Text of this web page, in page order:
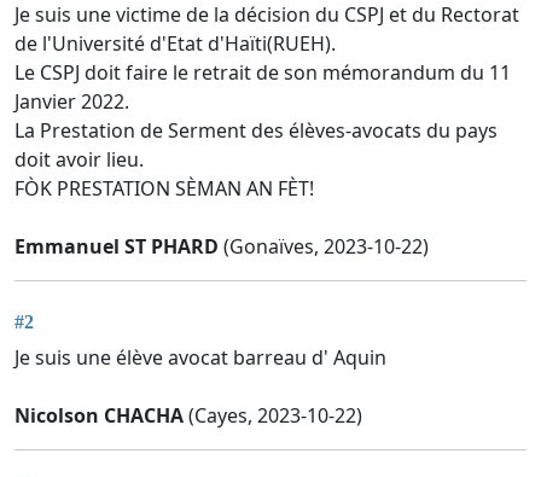
Je suis une victime de la décision du CSPJ et du Rectorat
de l'Université d'Etat d'Haïti(RUEH).
Le CSPJ doit faire le retrait de son mémorandum du 11
Janvier 2022.
La Prestation de Serment des élèves-avocats du pays
doit avoir lieu.
FÒK PRESTATION SÈMAN AN FÈT!
Emmanuel ST PHARD (Gonaïves, 2023-10-22)
#2
Je suis une élève avocat barreau d' Aquin
Nicolson CHACHA(Cayes, 2023-10-22)